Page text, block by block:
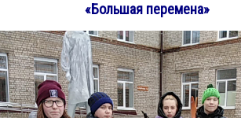
«Большая перемена»